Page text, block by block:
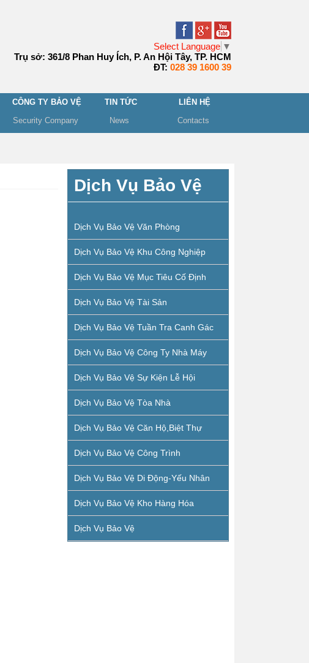
Select Language ▼
Trụ sở: 361/8 Phan Huy Ích, P. An Hội Tây, TP. HCM
ĐT: 028 39 1600 39
CÔNG TY BẢO VỆ
Security Company
TIN TỨC
News
LIÊN HỆ
Contacts
Dịch Vụ Bảo Vệ
Dịch Vụ Bảo Vệ Văn Phòng
Dịch Vụ Bảo Vệ Khu Công Nghiệp
Dịch Vụ Bảo Vệ Mục Tiêu Cố Định
Dịch Vụ Bảo Vệ Tài Sản
Dịch Vụ Bảo Vệ Tuần Tra Canh Gác
Dịch Vụ Bảo Vệ Công Ty Nhà Máy
Dịch Vụ Bảo Vệ Sự Kiện Lễ Hội
Dịch Vụ Bảo Vệ Tòa Nhà
Dịch Vụ Bảo Vệ Căn Hộ,biệt Thự
Dịch Vụ Bảo Vệ Công Trình
Dịch Vụ Bảo Vệ Di Động-Yếu Nhân
Dịch Vụ Bảo Vệ Kho Hàng Hóa
Dịch Vụ Bảo Vệ